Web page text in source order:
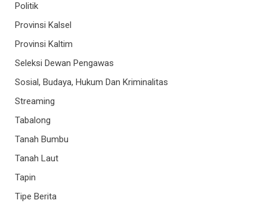
Politik
Provinsi Kalsel
Provinsi Kaltim
Seleksi Dewan Pengawas
Sosial, Budaya, Hukum Dan Kriminalitas
Streaming
Tabalong
Tanah Bumbu
Tanah Laut
Tapin
Tipe Berita